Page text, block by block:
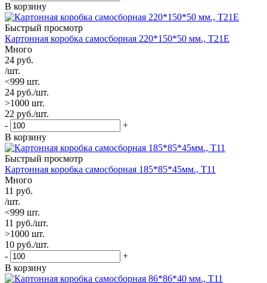
В корзину
Быстрый просмотр
Картонная коробка самосборная 220*150*50 мм., Т21Е
Много
24 руб.
/шт.
<999 шт.
24 руб./шт.
>1000 шт.
22 руб./шт.
-
+
В корзину
Быстрый просмотр
Картонная коробка самосборная 185*85*45мм., Т11
Много
11 руб.
/шт.
<999 шт.
11 руб./шт.
>1000 шт.
10 руб./шт.
-
+
В корзину